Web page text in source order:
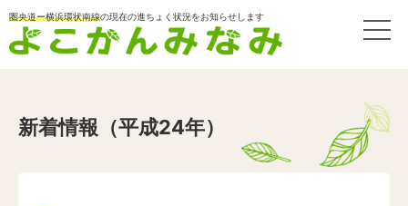
圏央道ー横浜環状南線の現在の進ちょく状況をお知らせします
新着情報（平成24年）